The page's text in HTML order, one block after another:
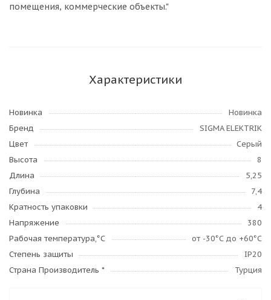
помещения, коммерческие объекты."
Характеристики
Новинка
Новинка
Бренд
SIGMA ELEKTRIK
Цвет
Серый
Высота
8
Длина
5,25
Глубина
7,4
Кратность упаковки
4
Напряжение
380
Рабочая температура,°C
от -30°С до +60°С
Степень защиты
IP20
Страна Производитель *
Турция